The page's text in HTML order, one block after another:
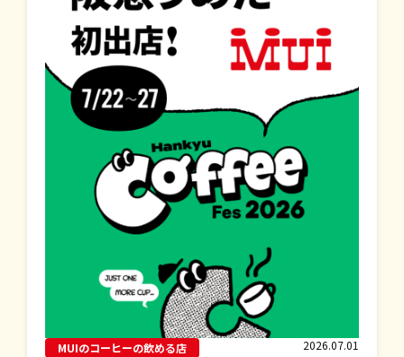
MUIのコーヒーの飲める店 2026.07.01